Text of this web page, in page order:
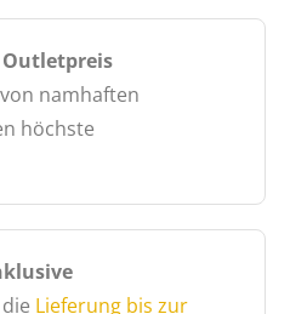
namhaften
höchste
Lieferung bis zur